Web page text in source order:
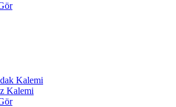
Kalemi
Kalemi